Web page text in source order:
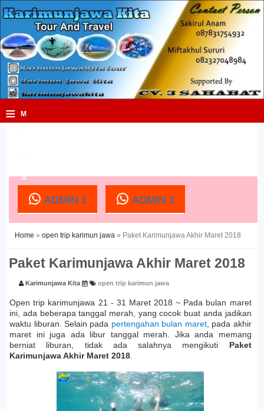
≡ M
u
ADMIN 1 ADMIN 2
Home »open trip karimun jawa » Paket Karimunjawa Akhir Maret 2018
Paket Karimunjawa Akhir Maret 2018
Karimunjawa Kita open trip karimun jawa
Open trip karimunjawa 21 - 31 Maret 2018 ~ Pada bulan maret
ini, ada beberapa tanggal merah, yang cocok buat anda jadikan
waktu liburan. Selain pada pertengahan bulan maret, pada akhir
maret ini juga ada libur tanggal merah. Jika anda memang
berniat liburan, tidak ada salahnya mengikuti Paket
Karimunjawa Akhir Maret 2018.